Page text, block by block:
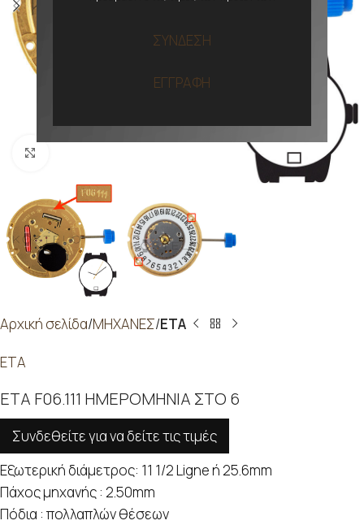
ΣΥΝΔΕΣΗ
ΕΓΓΡΑΦΗ
Αρχική σελίδα ΜΗΧΑΝΕΣ ETA
ETA
ETA F06.111 ΗΜΕΡΟΜΗΝΙΑ ΣΤΟ 6
Συνδεθείτε για να δείτε τις τιμές
Εξωτερική διάμετρος: 11 1/2 Ligne ή 25.6mm
Πάχος μηχανής : 2.50mm
Πόδια : πολλαπλών θέσεων